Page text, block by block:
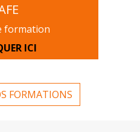
formation
ICI
FORMATIONS